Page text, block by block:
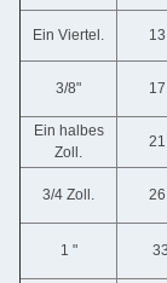
Ein Viertel.
3/8"
Ein halbes
Zoll.
3/4 Zoll.
1 "